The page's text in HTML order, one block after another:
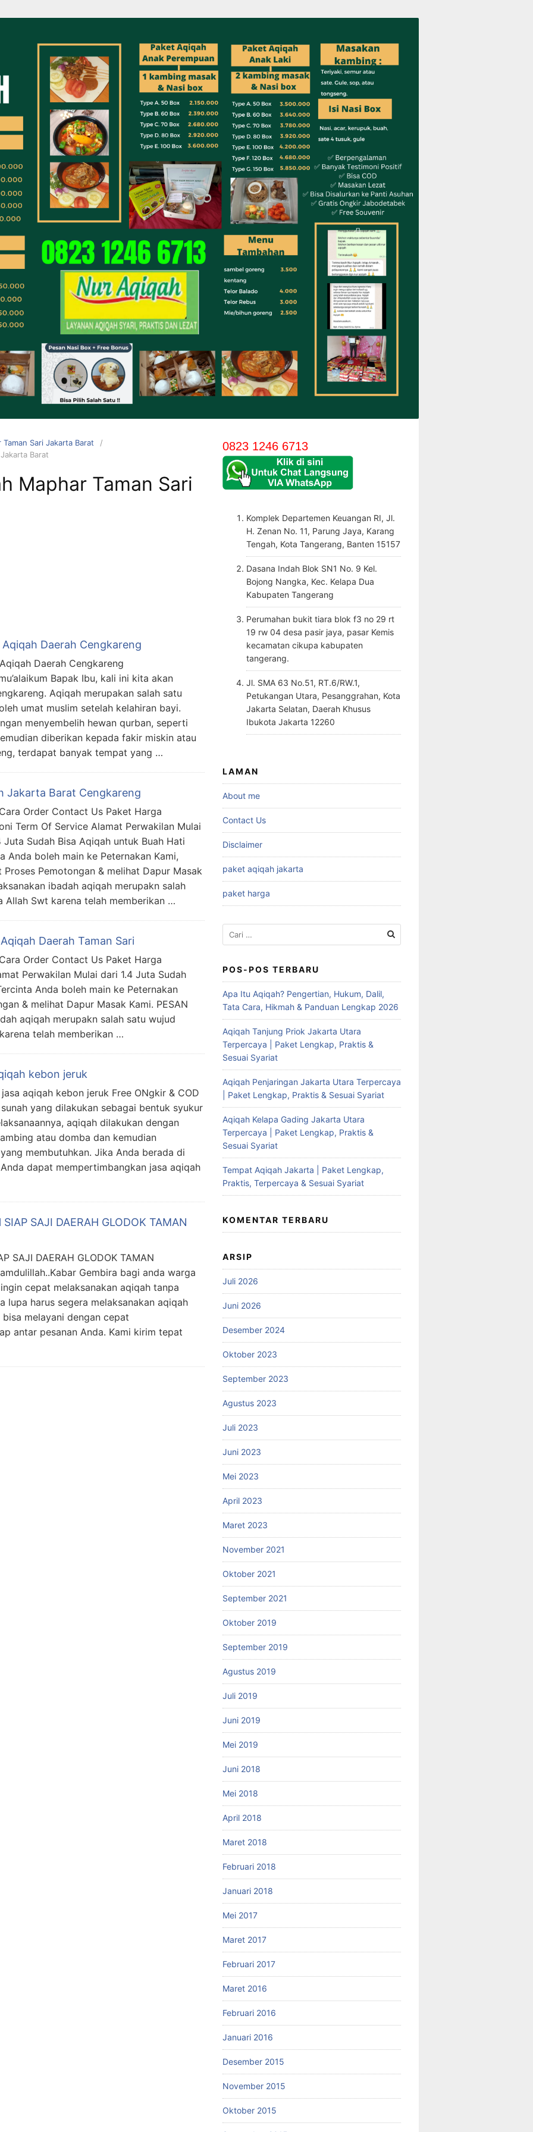
Sari Jakarta Barat
Barat
Maphar Taman Sari
Aqiqah Daerah Cengkareng
Daerah Cengkareng
Bapak Ibu, kali ini kita akan
Aqiqah merupakan salah satu
umat muslim setelah kelahiran bayi.
menyembelih hewan qurban, seperti
diberikan kepada fakir miskin atau
terdapat banyak tempat yang …
Jakarta Barat Cengkareng
Order Contact Us Paket Harga
Term Of Service Alamat Perwakilan Mulai
Juta Sudah Bisa Aqiqah untuk Buah Hati
Anda boleh main ke Peternakan Kami,
Proses Pemotongan & melihat Dapur Masak
ibadah aqiqah merupakn salah
Allah Swt karena telah memberikan …
Daerah Taman Sari
Order Contact Us Paket Harga
Perwakilan Mulai dari 1.4 Juta Sudah
Anda boleh main ke Peternakan
& melihat Dapur Masak Kami. PESAN
aqiqah merupakn salah satu wujud
telah memberikan …
kebon jeruk
aqiqah kebon jeruk Free ONgkir & COD
yang dilakukan sebagai bentuk syukur
aqiqah dilakukan dengan
atau domba dan kemudian
membutuhkan. Jika Anda berada di
dapat mempertimbangkan jasa aqiqah
SAJI DAERAH GLODOK TAMAN
SAJI DAERAH GLODOK TAMAN
Gembira bagi anda warga
cepat melaksanakan aqiqah tanpa
lupa harus segera melaksanakan aqiqah
melayani dengan cepat
antar pesanan Anda. Kami kirim tepat
0823 1246 6713
Komplek Departemen Keuangan RI, Jl.
H. Zenan No. 11, Parung Jaya, Karang
Tengah, Kota Tangerang, Banten 15157
Dasana Indah Blok SN1 No. 9 Kel.
Bojong Nangka, Kec. Kelapa Dua
Kabupaten Tangerang
Perumahan bukit tiara blok f3 no 29 rt
19 rw 04 desa pasir jaya, pasar Kemis
kecamatan cikupa kabupaten
tangerang.
Jl. SMA 63 No.51, RT.6/RW.1,
Petukangan Utara, Pesanggrahan, Kota
Jakarta Selatan, Daerah Khusus
Ibukota Jakarta 12260
LAMAN
About me
Contact Us
Disclaimer
paket aqiqah jakarta
paket harga
Cari
untuk:
POS-POS TERBARU
Apa Itu Aqiqah? Pengertian, Hukum, Dalil,
Tata Cara, Hikmah & Panduan Lengkap 2026
Aqiqah Tanjung Priok Jakarta Utara
Terpercaya | Paket Lengkap, Praktis &
Sesuai Syariat
Aqiqah Penjaringan Jakarta Utara Terpercaya
| Paket Lengkap, Praktis & Sesuai Syariat
Aqiqah Kelapa Gading Jakarta Utara
Terpercaya | Paket Lengkap, Praktis &
Sesuai Syariat
Tempat Aqiqah Jakarta | Paket Lengkap,
Praktis, Terpercaya & Sesuai Syariat
KOMENTAR TERBARU
ARSIP
Juli 2026
Juni 2026
Desember 2024
Oktober 2023
September 2023
Agustus 2023
Juli 2023
Juni 2023
Mei 2023
April 2023
Maret 2023
November 2021
Oktober 2021
September 2021
Oktober 2019
September 2019
Agustus 2019
Juli 2019
Juni 2019
Mei 2019
Juni 2018
Mei 2018
April 2018
Maret 2018
Februari 2018
Januari 2018
Mei 2017
Maret 2017
Februari 2017
Maret 2016
Februari 2016
Januari 2016
Desember 2015
November 2015
Oktober 2015